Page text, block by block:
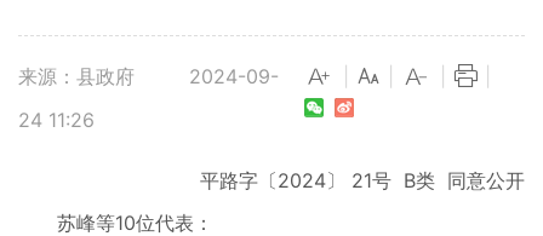
来源：县政府
2024-09-
24 11:26
平路字〔2024〕 21号 B类 同意公开
苏峰等10位代表：